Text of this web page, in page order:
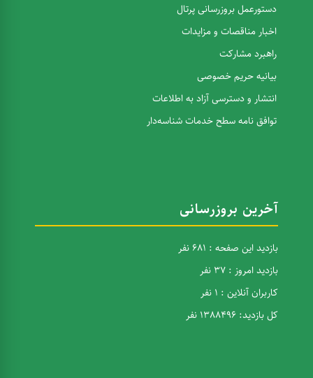
دستورعمل بروزرسانی پرتال
اخبار مناقصات و مزایدات
راهبرد مشارکت
بیانیه حریم خصوصی
انتشار و دسترسی آزاد به اطلاعات
توافق نامه سطح خدمات شناسه‌دار
آخرین بروزرسانی
بازدید این صفحه : 681 نفر
بازدید امروز : 37 نفر
کاربران آنلاین : 1 نفر
کل بازدید: 1388496 نفر